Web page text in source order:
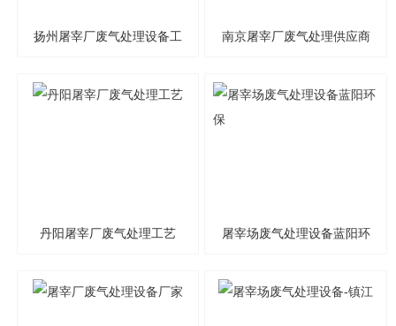
扬州屠宰厂废气处理设备工 南京屠宰厂废气处理供应商
丹阳屠宰厂废气处理工艺 屠宰场废气处理设备蓝阳环